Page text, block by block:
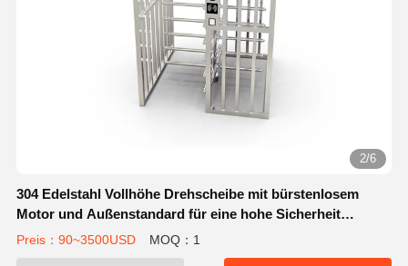
2/6
304 Edelstahl Vollhöhe Drehscheibe mit bürstenlosem
Motor und Außenstandard für eine hohe Sicherheit
Zugangskontrolle
Preis：90~3500USD MOQ：1